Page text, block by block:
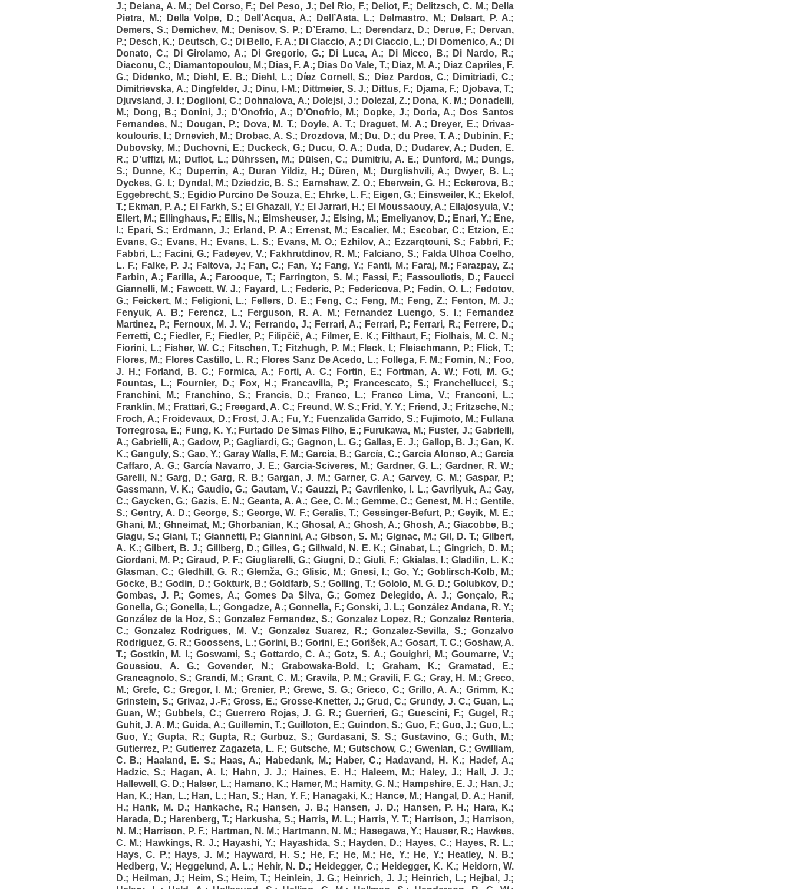
J.; Deiana, A. M.; Del Corso, F.; Del Peso, J.; Del Rio, F.; Deliot, F.; Delitzsch, C. M.; Della
Pietra, M.; Della Volpe, D.; Dell’Acqua, A.; Dell’Asta, L.; Delmastro, M.; Delsart, P. A.;
Demers, S.; Demichev, M.; Denisov, S. P.; D’Eramo, L.; Derendarz, D.; Derue, F.; Dervan,
P.; Desch, K.; Deutsch, C.; Di Bello, F. A.; Di Ciaccio, A.; Di Ciaccio, L.; Di Domenico, A.; Di
Donato, C.; Di Girolamo, A.; Di Gregorio, G.; Di Luca, A.; Di Micco, B.; Di Nardo, R.;
Diaconu, C.; Diamantopoulou, M.; Dias, F. A.; Dias Do Vale, T.; Diaz, M. A.; Diaz Capriles, F.
G.; Didenko, M.; Diehl, E. B.; Diehl, L.; Díez Cornell, S.; Diez Pardos, C.; Dimitriadi, C.;
Dimitrievska, A.; Dingfelder, J.; Dinu, I-M.; Dittmeier, S. J.; Dittus, F.; Djama, F.; Djobava, T.;
Djuvsland, J. I.; Doglioni, C.; Dohnalova, A.; Dolejsi, J.; Dolezal, Z.; Dona, K. M.; Donadelli,
M.; Dong, B.; Donini, J.; D’Onofrio, A.; D’Onofrio, M.; Dopke, J.; Doria, A.;
Dos Santos
Fernandes, N.; Dougan, P.; Dova, M. T.; Doyle, A. T.; Draguet, M. A.; Dreyer, E.; Drivas-
koulouris, I.; Drnevich, M.; Drobac, A. S.; Drozdova, M.; Du, D.; du Pree, T. A.; Dubinin, F.;
Dubovsky, M.; Duchovni, E.; Duckeck, G.; Ducu, O. A.; Duda, D.; Dudarev, A.; Duden, E.
R.; D’uffizi, M.; Duflot, L.; Dührssen, M.; Dülsen, C.; Dumitriu, A. E.; Dunford, M.; Dungs,
S.; Dunne, K.; Duperrin, A.; Duran Yildiz, H.; Düren, M.; Durglishvili, A.; Dwyer, B. L.;
Dyckes, G. I.; Dyndal, M.; Dziedzic, B. S.; Earnshaw, Z. O.; Eberwein, G. H.; Eckerova, B.;
Eggebrecht, S.; Egidio Purcino De Souza, E.; Ehrke, L. F.; Eigen, G.; Einsweiler, K.; Ekelof,
T.; Ekman, P. A.; El Farkh, S.; El Ghazali, Y.; El Jarrari, H.; El Moussaouy, A.; Ellajosyula, V.;
Ellert, M.; Ellinghaus, F.; Ellis, N.; Elmsheuser, J.; Elsing, M.; Emeliyanov, D.; Enari, Y.; Ene,
I.; Epari, S.; Erdmann, J.; Erland, P. A.; Errenst, M.; Escalier, M.; Escobar, C.; Etzion, E.;
Evans, G.; Evans, H.; Evans, L. S.; Evans, M. O.; Ezhilov, A.; Ezzarqtouni, S.; Fabbri, F.;
Fabbri, L.; Facini, G.; Fadeyev, V.; Fakhrutdinov, R. M.; Falciano, S.; Falda Ulhoa Coelho,
L. F.; Falke, P. J.; Faltova, J.; Fan, C.; Fan, Y.; Fang, Y.; Fanti, M.; Faraj, M.; Farazpay, Z.;
Farbin, A.; Farilla, A.; Farooque, T.; Farrington, S. M.; Fassi, F.; Fassouliotis, D.; Faucci
Giannelli, M.; Fawcett, W. J.; Fayard, L.; Federic, P.; Federicova, P.; Fedin, O. L.; Fedotov,
G.; Feickert, M.; Feligioni, L.; Fellers, D. E.; Feng, C.; Feng, M.; Feng, Z.; Fenton, M. J.;
Fenyuk, A. B.; Ferencz, L.; Ferguson, R. A. M.; Fernandez Luengo, S. I.;
Fernandez
Martinez, P.; Fernoux, M. J. V.; Ferrando, J.; Ferrari, A.; Ferrari, P.; Ferrari, R.; Ferrere, D.;
Ferretti, C.; Fiedler, F.; Fiedler, P.; Filipčič, A.; Filmer, E. K.; Filthaut, F.; Fiolhais, M. C. N.;
Fiorini, L.; Fisher, W. C.; Fitschen, T.; Fitzhugh, P. M.; Fleck, I.; Fleischmann, P.; Flick, T.;
Flores, M.; Flores Castillo, L. R.; Flores Sanz De Acedo, L.; Follega, F. M.; Fomin, N.; Foo,
J. H.; Forland, B. C.; Formica, A.; Forti, A. C.; Fortin, E.; Fortman, A. W.; Foti, M. G.;
Fountas, L.; Fournier, D.; Fox, H.; Francavilla, P.; Francescato, S.; Franchellucci, S.;
Franchini, M.; Franchino, S.; Francis, D.; Franco, L.; Franco Lima, V.; Franconi, L.;
Franklin, M.; Frattari, G.; Freegard, A. C.; Freund, W. S.; Frid, Y. Y.; Friend, J.; Fritzsche, N.;
Froch, A.; Froidevaux, D.; Frost, J. A.; Fu, Y.; Fuenzalida Garrido, S.; Fujimoto, M.; Fullana
Torregrosa, E.; Fung, K. Y.; Furtado De Simas Filho, E.; Furukawa, M.; Fuster, J.;Gabrielli,
A.; Gabrielli, A.; Gadow, P.;Gagliardi, G.; Gagnon, L. G.; Gallas, E. J.; Gallop, B. J.;Gan, K.
K.;Ganguly, S.; Gao, Y.; Garay Walls, F. M.; Garcia, B.;García, C.;Garcia Alonso, A.; Garcia
Caffaro, A. G.; García Navarro, J. E.;Garcia-Sciveres, M.; Gardner, G. L.;Gardner, R. W.;
Garelli, N.;Garg, D.; Garg, R. B.;Gargan, J. M.; Garner, C. A.;Garvey, C. M.; Gaspar, P.;
Gassmann, V. K.; Gaudio, G.; Gautam, V.; Gauzzi, P.; Gavrilenko, I. L.; Gavrilyuk, A.; Gay,
C.; Gaycken, G.; Gazis, E. N.; Geanta, A. A.; Gee, C. M.; Gemme, C.;Genest, M. H.;Gentile,
S.;Gentry, A. D.;George, S.;George, W. F.;Geralis, T.; Gessinger-Befurt, P.;Geyik, M. E.;
Ghani, M.; Ghneimat, M.; Ghorbanian, K.; Ghosal, A.; Ghosh, A.;Ghosh, A.;Giacobbe, B.;
Giagu, S.;Giani, T.; Giannetti, P.; Giannini, A.; Gibson, S. M.;Gignac, M.; Gil, D. T.; Gilbert,
A. K.;Gilbert, B. J.; Gillberg, D.;Gilles, G.;Gillwald, N. E. K.; Ginabat, L.; Gingrich, D. M.;
Giordani, M. P.;Giraud, P. F.; Giugliarelli, G.; Giugni, D.;Giuli, F.; Gkialas, I.; Gladilin, L. K.;
Glasman, C.; Gledhill, G. R.;Glemža, G.;Glisic, M.; Gnesi, I.; Go, Y.; Goblirsch-Kolb, M.;
Gocke, B.; Godin, D.; Gokturk, B.;Goldfarb, S.; Golling, T.; Gololo, M. G. D.;Golubkov, D.;
Gombas, J. P.;Gomes, A.; Gomes Da Silva, G.;Gomez Delegido, A. J.; Gonçalo, R.;
Gonella, G.; Gonella, L.; Gongadze, A.; Gonnella, F.; Gonski, J. L.; González Andana, R. Y.;
González de la Hoz, S.; Gonzalez Fernandez, S.; Gonzalez Lopez, R.; Gonzalez Renteria,
C.; Gonzalez Rodrigues, M. V.; Gonzalez Suarez, R.; Gonzalez-Sevilla, S.; Gonzalvo
Rodriguez, G. R.;Goossens, L.; Gorini, B.; Gorini, E.;Gorišek, A.; Gosart, T. C.; Goshaw, A.
T.; Gostkin, M. I.;Goswami, S.; Gottardo, C. A.;Gotz, S. A.;Gouighri, M.;Goumarre, V.;
Goussiou, A. G.; Govender, N.; Grabowska-Bold, I.; Graham, K.; Gramstad, E.;
Grancagnolo, S.; Grandi, M.; Grant, C. M.;Gravila, P. M.;Gravili, F. G.; Gray, H. M.; Greco,
M.;Grefe, C.; Gregor, I. M.; Grenier, P.;Grewe, S. G.;Grieco, C.; Grillo, A. A.; Grimm, K.;
Grinstein, S.; Grivaz, J.-F.;Gross, E.; Grosse-Knetter, J.;Grud, C.; Grundy, J. C.;Guan, L.;
Guan, W.; Gubbels, C.;Guerrero Rojas, J. G. R.;Guerrieri, G.; Guescini, F.; Gugel, R.;
Guhit, J. A. M.;Guida, A.;Guillemin, T.; Guilloton, E.; Guindon, S.;Guo, F.;Guo, J.; Guo, L.;
Guo, Y.;Gupta, R.; Gupta, R.;Gurbuz, S.; Gurdasani, S. S.;Gustavino, G.; Guth, M.;
Gutierrez, P.;Gutierrez Zagazeta, L. F.;Gutsche, M.;Gutschow, C.; Gwenlan, C.;Gwilliam,
C. B.; Haaland, E. S.; Haas, A.; Habedank, M.; Haber, C.; Hadavand, H. K.; Hadef, A.;
Hadzic, S.; Hagan, A. I.; Hahn, J. J.; Haines, E. H.; Haleem, M.; Haley, J.; Hall, J. J.;
Hallewell, G. D.; Halser, L.; Hamano, K.; Hamer, M.; Hamity, G. N.; Hampshire, E. J.; Han, J.;
Han, K.; Han, L.; Han, L.; Han, S.; Han, Y. F.; Hanagaki, K.; Hance, M.; Hangal, D. A.; Hanif,
H.; Hank, M. D.; Hankache, R.; Hansen, J. B.; Hansen, J. D.; Hansen, P. H.; Hara, K.;
Harada, D.; Harenberg, T.; Harkusha, S.; Harris, M. L.; Harris, Y. T.; Harrison, J.; Harrison,
N. M.; Harrison, P. F.; Hartman, N. M.; Hartmann, N. M.; Hasegawa, Y.; Hauser, R.; Hawkes,
C. M.; Hawkings, R. J.; Hayashi, Y.; Hayashida, S.; Hayden, D.; Hayes, C.; Hayes, R. L.;
Hays, C. P.; Hays, J. M.; Hayward, H. S.; He, F.; He, M.; He, Y.; He, Y.; Heatley, N. B.;
Hedberg, V.; Heggelund, A. L.; Hehir, N. D.; Heidegger, C.; Heidegger, K. K.; Heidorn, W.
D.; Heilman, J.; Heim, S.; Heim, T.; Heinlein, J. G.; Heinrich, J. J.; Heinrich, L.; Hejbal, J.;